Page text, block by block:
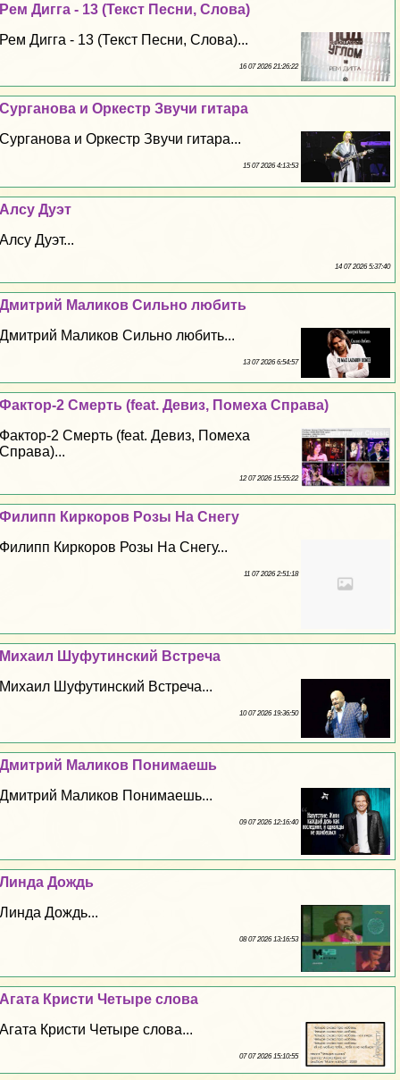
Рем Дигга - 13 (Текст Песни, Слова)
Рем Дигга - 13 (Текст Песни, Слова)...
16 07 2026 21:26:22
Сурганова и Оркестр Звучи гитара
Сурганова и Оркестр Звучи гитара...
15 07 2026 4:13:53
Алсу Дуэт
Алсу Дуэт...
14 07 2026 5:37:40
Дмитрий Маликов Сильно любить
Дмитрий Маликов Сильно любить...
13 07 2026 6:54:57
Фактор-2 Cмepть (feat. Девиз, Помеха Справа)
Фактор-2 Cмepть (feat. Девиз, Помеха
Справа)...
12 07 2026 15:55:22
Филипп Киркоров Розы На Снегу
Филипп Киркоров Розы На Снегу...
11 07 2026 2:51:18
Михаил Шуфутинский Встреча
Михаил Шуфутинский Встреча...
10 07 2026 19:36:50
Дмитрий Маликов Понимаешь
Дмитрий Маликов Понимаешь...
09 07 2026 12:16:40
Линда Дождь
Линда Дождь...
08 07 2026 13:16:53
Агата Кристи Четыре слова
Агата Кристи Четыре слова...
07 07 2026 15:10:55